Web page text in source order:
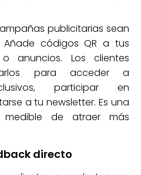
publicitarias sean
Añade códigos QR a tus
anuncios. Los clientes
para acceder a
participar en
a tu newsletter. Es una
de atraer más
directo